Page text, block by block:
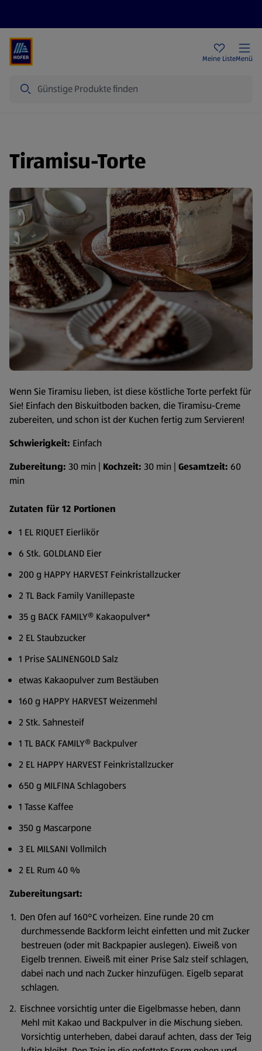
Meine ListeMenü
Tiramisu-Torte
Wenn Sie Tiramisu lieben, ist diese köstliche Torte perfekt für
Sie! Einfach den Biskuitboden backen, die Tiramisu-Creme
zubereiten, und schon ist der Kuchen fertig zum Servieren!
Schwierigkeit: Einfach
Zubereitung: 30 min | Kochzeit: 30 min | Gesamtzeit: 60
min
Zutaten für 12 Portionen
1 EL RIQUET Eierlikör
6 Stk. GOLDLAND Eier
200 g HAPPY HARVEST Feinkristallzucker
2 TL Back Family Vanillepaste
35 g BACK FAMILY® Kakaopulver*
2 EL Staubzucker
1 Prise SALINENGOLD Salz
etwas Kakaopulver zum Bestäuben
160 g HAPPY HARVEST Weizenmehl
2 Stk. Sahnesteif
1 TL BACK FAMILY® Backpulver
2 EL HAPPY HARVEST Feinkristallzucker
650 g MILFINA Schlagobers
1 Tasse Kaffee
350 g Mascarpone
3 EL MILSANI Vollmilch
2 EL Rum 40 %
Zubereitungsart:
Den Ofen auf 160°C vorheizen. Eine runde 20 cm
durchmessende Backform leicht einfetten und mit Zucker
bestreuen (oder mit Backpapier auslegen). Eiweiß von
Eigelb trennen. Eiweiß mit einer Prise Salz steif schlagen,
dabei nach und nach Zucker hinzufügen. Eigelb separat
schlagen.
Eischnee vorsichtig unter die Eigelbmasse heben, dann
Mehl mit Kakao und Backpulver in die Mischung sieben.
Vorsichtig unterheben, dabei darauf achten, dass der Teig